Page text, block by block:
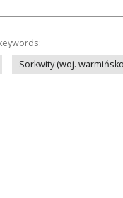
Sorkwity (woj.